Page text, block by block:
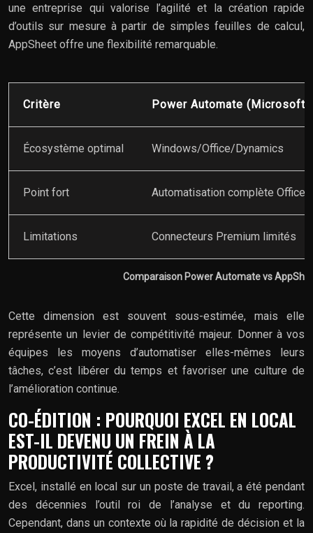
une entreprise qui valorise l’agilité et la création rapide
d’outils sur mesure à partir de simples feuilles de calcul,
AppSheet offre une flexibilité remarquable.
Comparaison Power Automate vs
Critère Power Automate (Microsoft)
Écosystème optimal Windows/Office/Dynamics
Point fort Automatisation complète Office
Limitations Connecteurs Premium limités
Cette dimension est souvent sous-estimée, mais elle
représente un levier de compétitivité majeur. Donner à vos
équipes les moyens d’automatiser elles-mêmes leurs
tâches, c’est libérer du temps et favoriser une culture de
l’amélioration continue.
CO-ÉDITION : POURQUOI EXCEL EN LOCAL
EST-IL DEVENU UN FREIN À LA
PRODUCTIVITÉ COLLECTIVE ?
Excel, installé en local sur un poste de travail, a été pendant
des décennies l’outil roi de l’analyse et du reporting.
Cependant, dans un contexte où la rapidité de décision et la